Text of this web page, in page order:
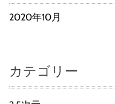
2020年10月
カテゴリー